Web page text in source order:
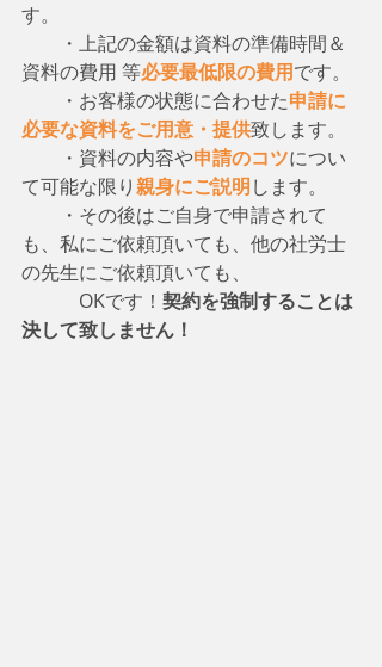
す。
・上記の金額は資料の準備時間＆
資料の費用 等必要最低限の費用です。
・お客様の状態に合わせた申請に
必要な資料をご用意・提供致します。
・資料の内容や申請のコツについ
て可能な限り親身にご説明します。
・その後はご自身で申請されて
も、私にご依頼頂いても、他の社労士
の先生にご依頼頂いても、
OKです！ 契約を強制することは
決して致しません！